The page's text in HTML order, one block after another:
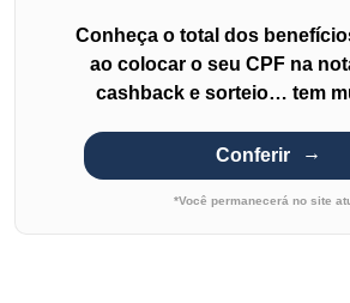
Conheça o total dos
ao colocar o seu CPF na
cashback e sorteio… tem
Conferir
*Você permanecerá no site